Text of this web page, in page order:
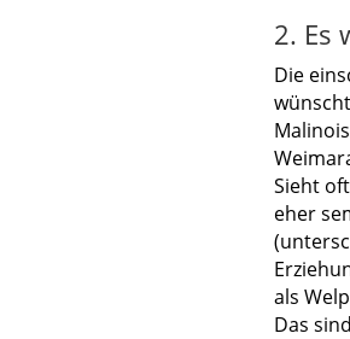
2. Es
Die
Sieht
eher
als
Das